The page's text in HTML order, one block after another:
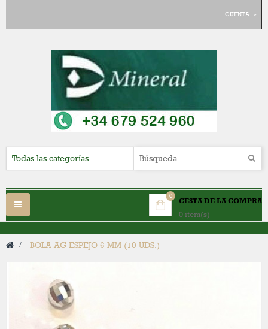
CUENTA
CESTA DE LA COMPRA
0 item(s)
0
Navegación
Toggle
> BOLA AG ESPEJO 6 MM (10 UDS.)